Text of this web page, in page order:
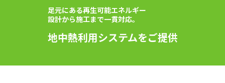
足元にある再生可能エネルギー
設計から施工まで一貫対応。
地中熱利用システムをご提供